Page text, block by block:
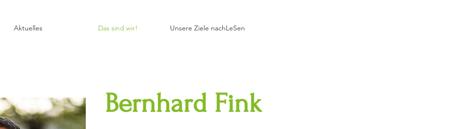
Aktuelles Das sind wir! Unsere Ziele nachLeSen
Bernhard Fink